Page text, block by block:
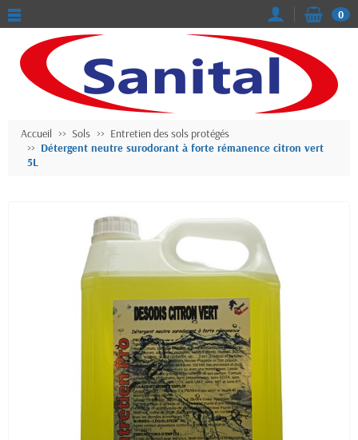
0
Accueil Sols
Entretien des sols protégés
Détergent neutre surodorant à forte rémanence citron vert
5L